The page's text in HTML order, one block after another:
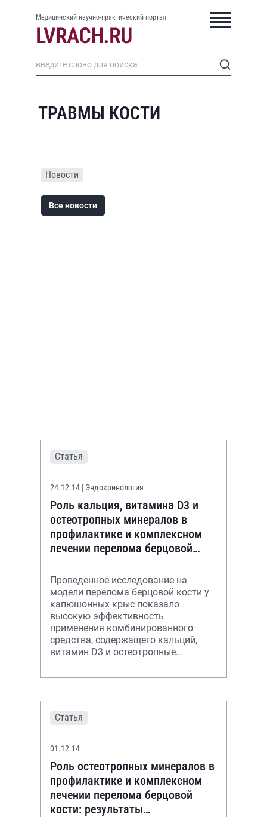
Медицинский научно-практический портал
ТРАВМЫ КОСТИ
Новости
Все новости
Статья
24.12.14 | Эндокринология
Роль кальция, витамина D3 и
остеотропных минералов в
профилактике и комплексном
лечении перелома берцовой
рандомизированного плацебо
Проведенное исследование на
модели перелома берцовой кости у
капюшонных крыс показало
высокую эффективность
применения комбинированного
средства, содержащего кальций,
витамин D3 и остеотропные
регенерации костной ткани.
Статья
01.12.14
Роль остеотропных минералов в
профилактике и комплексном
лечении перелома берцовой
кости: результаты